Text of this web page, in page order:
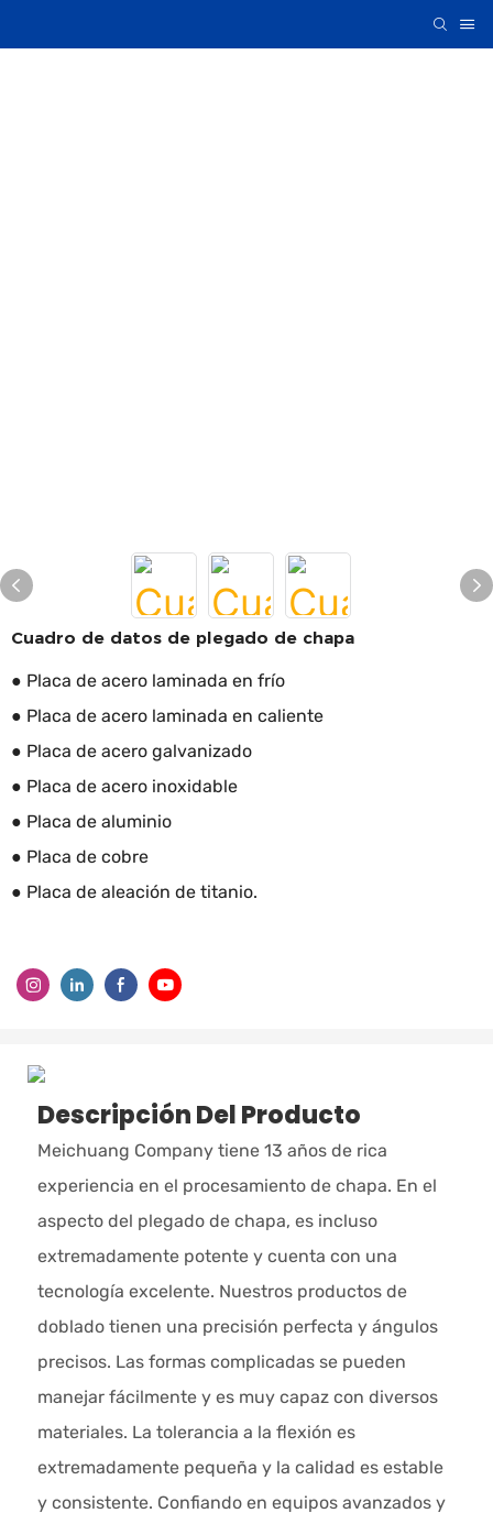
Cuadro de datos de plegado de chapa
● Placa de acero laminada en frío
● Placa de acero laminada en caliente
● Placa de acero galvanizado
● Placa de acero inoxidable
● Placa de aluminio
● Placa de cobre
● Placa de aleación de titanio.
Descripción Del Producto
Meichuang Company tiene 13 años de rica
experiencia en el procesamiento de chapa. En el
aspecto del plegado de chapa, es incluso
extremadamente potente y cuenta con una
tecnología excelente. Nuestros productos de
doblado tienen una precisión perfecta y ángulos
precisos. Las formas complicadas se pueden
manejar fácilmente y es muy capaz con diversos
materiales. La tolerancia a la flexión es
extremadamente pequeña y la calidad es estable
y consistente. Confiando en equipos avanzados y